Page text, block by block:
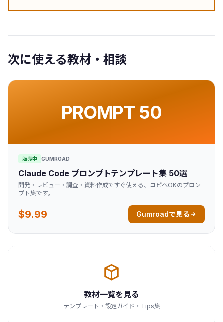
次に使える教材・相談
PROMPT 50
販売中 GUMROAD
Claude Code プロンプトテンプレート集 50選
開発・レビュー・調査・資料作成ですぐ使える、コピペOKのプロン
プト集です。
$9.99 Gumroadで見る
教材一覧を見る
テンプレート・設定ガイド・Tips集